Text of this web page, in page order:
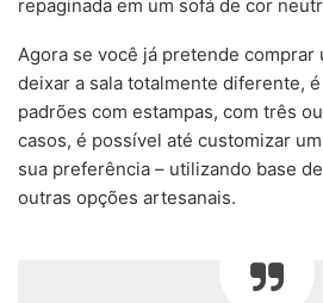
repaginada em um sofá de cor
Agora se você já pretende comprar
deixar a sala totalmente diferente,
padrões com estampas, com três
casos, é possível até customizar
sua preferência – utilizando base
outras opções artesanais.